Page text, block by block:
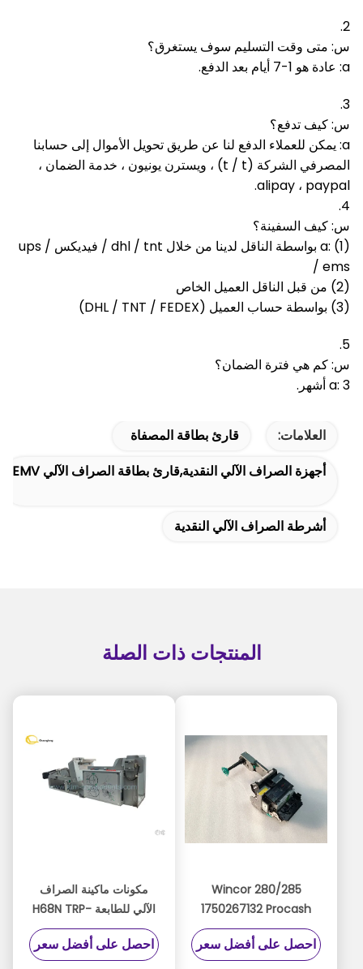
2.
س: متى وقت التسليم سوف يستغرق؟
a: عادة هو 1-7 أيام بعد الدفع.
3.
س: كيف تدفع؟
a: يمكن للعملاء الدفع لنا عن طريق تحويل الأموال إلى حسابنا
المصرفي الشركة (t / t) ، ويسترن يونيون ، خدمة الضمان ،
alipay ، paypal.
4.
س: كيف السفينة؟
a: (1) بواسطة الناقل لدينا من خلال dhl / tnt / فيديكس / ups
/ ems
(2) من قبل الناقل العميل الخاص
(3) بواسطة حساب العميل (DHL / TNT / FEDEX)
5.
س: كم هي فترة الضمان؟
a: 3 أشهر.
العلامات:
قارئ بطاقة المصفاة
أجهزة الصراف الآلي النقدية,قارئ بطاقة الصراف الآلي EMV
أشرطة الصراف الآلي النقدية
المنتجات ذات الصلة
Wincor 280/285
1750267132 Procash
280N TP28 (P3 + M1 +
H2) 80mm استلام
احصل على أفضل سعر
مكونات ماكينة الصراف
الآلي للطابعة H68N TRP-
003R Duablity عالية
احصل على أفضل سعر